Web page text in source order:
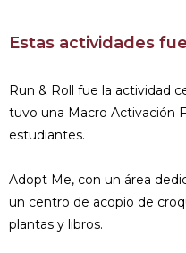
Estas actividades
Run & Roll fue la actividad
tuvo una Macro Activación
estudiantes.
Adopt Me, con un área
un centro de acopio de
plantas y libros.